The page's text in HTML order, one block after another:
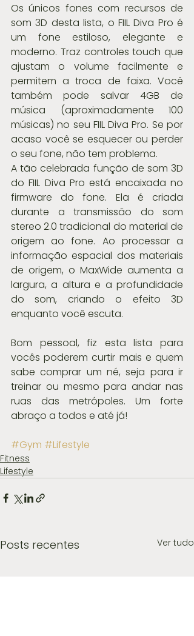
Os únicos fones com recursos de
som 3D desta lista, o FIIL Diva Pro é
um fone estiloso, elegante e
moderno. Traz controles touch que
ajustam o volume facilmente e
permitem a troca de faixa. Você
também pode salvar 4GB de
música (aproximadamente 100
músicas) no seu FIIL Diva Pro. Se por
acaso você se esquecer ou perder
o seu fone, não tem problema.
A tão celebrada função de som 3D
do FIIL Diva Pro está encaixada no
firmware do fone. Ela é criada
durante a transmissão do som
stereo 2.0 tradicional do material de
origem ao fone. Ao processar a
informação espacial dos materiais
de origem, o MaxWide aumenta a
largura, a altura e a profundidade
do som, criando o efeito 3D
enquanto você escuta.
Bom pessoal, fiz esta lista para
vocês poderem curtir mais e quem
sabe comprar um né, seja para ir
treinar ou mesmo para andar nas
ruas das metrópoles. Um forte
abraço a todos e até já!
#Gym #Lifestyle
Fitness
Lifestyle
Posts recentes Ver tudo